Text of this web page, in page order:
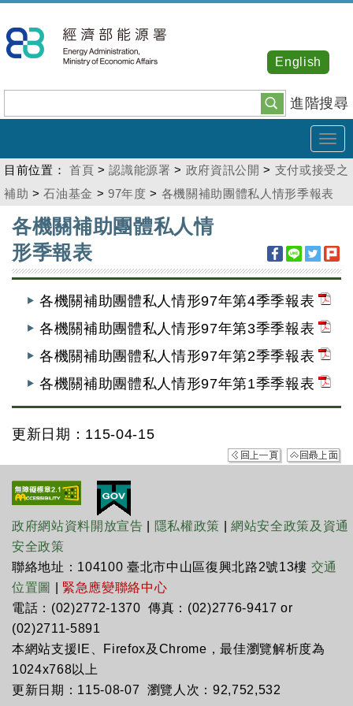
到
主
內
容
進階搜尋
English
目前位置： 首頁 >認識能源署 > 政府資訊公開 > 支付或接受之
補助 >石油基金 >97年度 > 各機關補助團體私人情形季報表
:::
各機關補助團體私人情
形季報表
各機關補助團體私人情形97年第4季季報表
各機關補助團體私人情形97年第3季季報表
各機關補助團體私人情形97年第2季季報表
各機關補助團體私人情形97年第1季季報表
更新日期：115-04-15
政府網站資料開放宣告 隱私權政策 |網站安全政策及資通
安全政策
聯絡地址：104100 臺北市中山區復興北路2號13樓 交通
位置圖
緊急應變聯絡中心
電話：(02)2772-1370 傳真：(02)2776-9417 or
(02)2711-5891
本網站支援IE、Firefox及Chrome，最佳瀏覽解析度為
1024x768以上
更新日期：115-08-07 瀏覽人次：92,752,532